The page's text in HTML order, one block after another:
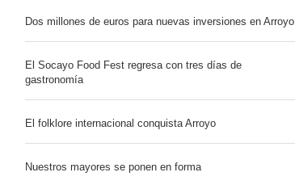
Dos millones de euros para nuevas inversiones en Arroyo
El Socayo Food Fest regresa con tres días de
gastronomía
El folklore internacional conquista Arroyo
Nuestros mayores se ponen en forma